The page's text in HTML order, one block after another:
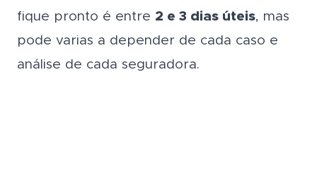
fique pronto é entre 2 e 3 dias úteis, mas
pode varias a depender de cada caso e
análise de cada seguradora.